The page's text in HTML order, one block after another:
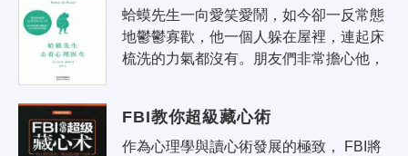
蛤蟆先生一向愛笑愛鬧，如今卻一反常態
地鬱鬱寡歡，他一個人躲在屋裡，連起床
梳洗的力氣都沒有。朋友們非常擔心他，
地..
FBI教你超級藏心術
作為心理學與讀心術發展的極致， FBI將